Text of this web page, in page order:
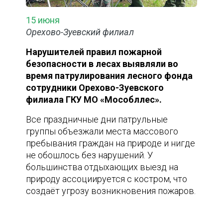
15 июня
Орехово-Зуевский филиал
Нарушителей правил пожарной
безопасности в лесах выявляли во
время патрулирования лесного фонда
сотрудники Орехово-Зуевского
филиала ГКУ МО «Мособллес».
Все праздничные дни патрульные
группы объезжали места массового
пребывания граждан на природе и нигде
не обошлось без нарушений. У
большинства отдыхающих выезд на
природу ассоциируется с костром, что
создаёт угрозу возникновения пожаров.